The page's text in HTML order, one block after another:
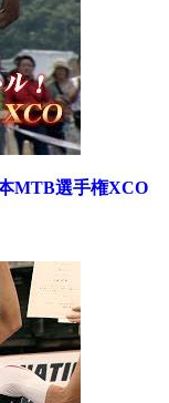
MTB選手権XCO